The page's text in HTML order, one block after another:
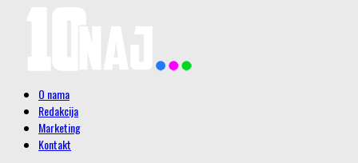
O nama
Redakcija
Marketing
Kontakt